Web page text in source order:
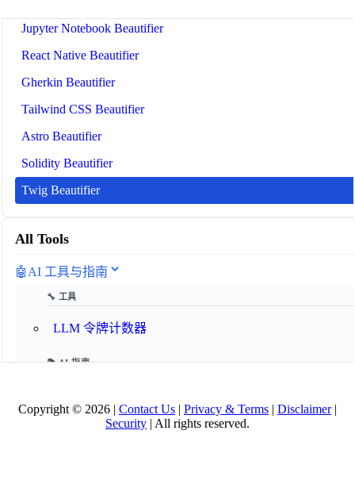
Jupyter Notebook Beautifier
React Native Beautifier
Gherkin Beautifier
Tailwind CSS Beautifier
Astro Beautifier
Solidity Beautifier
Twig Beautifier
All Tools
🤖 AI 工具与指南
🔧 工具
LLM 令牌计数器
📚 AI 指南
什么是模型上下文协议（MCP）？
Copyright © 2026 | Contact Us | Privacy & Terms | Disclaimer|
Security | All rights reserved.